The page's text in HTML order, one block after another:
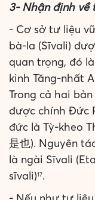
3- Nhận định về
- Cơ sở tư liệu
bà-la (Sīvali)
quan trọng, đó
kinh Tăng-nhất
Trong cả hai
được chính Đức
đức là Tỳ-kheo
是也). Nguyên
là ngài Sīvali
sīvali)17.